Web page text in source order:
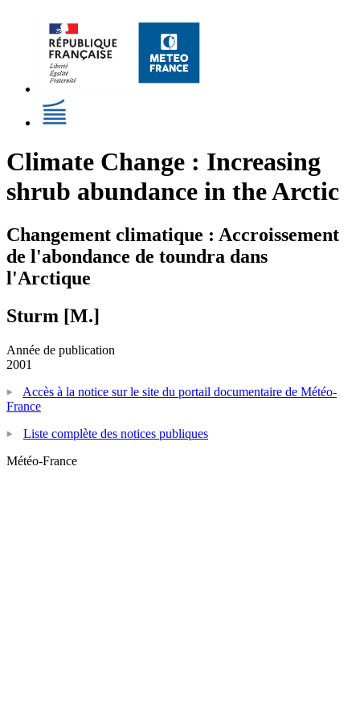
Climate Change : Increasing
shrub abundance in the Arctic
Changement climatique : Accroissement
de l'abondance de toundra dans
l'Arctique
Sturm [M.]
Année de publication
2001
Accès à la notice sur le site du portail documentaire de Météo-
France
Liste complète des notices publiques
Météo-France